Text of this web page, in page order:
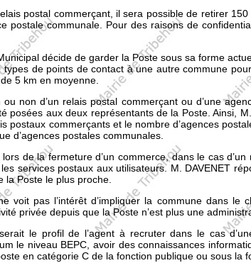
postal commerçant, il sera possible de retirer
postale communale. Pour des raisons de
décide de garder la Poste sous sa forme
de points de contact à une autre commune
5 km en moyenne.
non d’un relais postal commerçant ou d’une
posées aux deux représentants de la Poste. Ainsi,
postaux commerçants et le nombre d’agences
d’agences postales communales.
de la fermeture d’un commerce, dans le cas
services postaux aux utilisateurs. M. DAVENET
la Poste le plus proche.
voit pas l’intérêt d’impliquer la commune dans
privée depuis que la Poste n’est plus une
le profil de l’agent à recruter dans le cas
le niveau BEPC, avoir des connaissances
en catégorie C de la fonction publique ou sous la